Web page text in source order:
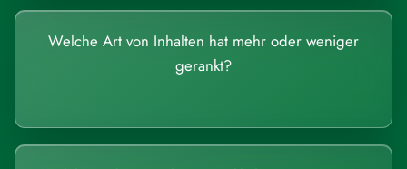
Welche Art von Inhalten hat mehr oder weniger
gerankt?